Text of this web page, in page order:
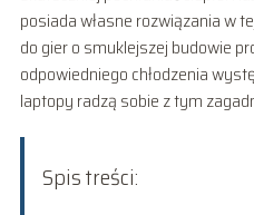
posiada własne rozwiązania w
do gier o smuklejszej budowie
odpowiedniego chłodzenia
laptopy radzą sobie z tym
Spis treści: